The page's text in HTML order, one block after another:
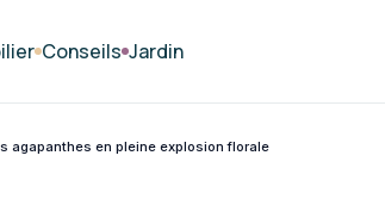
Conseils Jardin
agapanthes en pleine explosion florale